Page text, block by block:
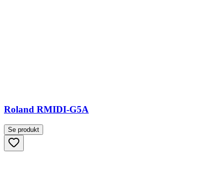
Roland RMIDI-G5A
Se produkt